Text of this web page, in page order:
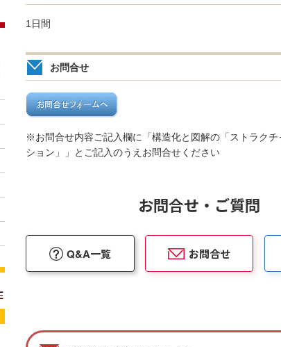
1日間
お問合せ
※お問合せ内容ご記入欄に「構造化と図解の「ストラクチ
ション」」とご記入のうえお問合せください
お問合せ・ご質問
Q&A一覧 お問合せ